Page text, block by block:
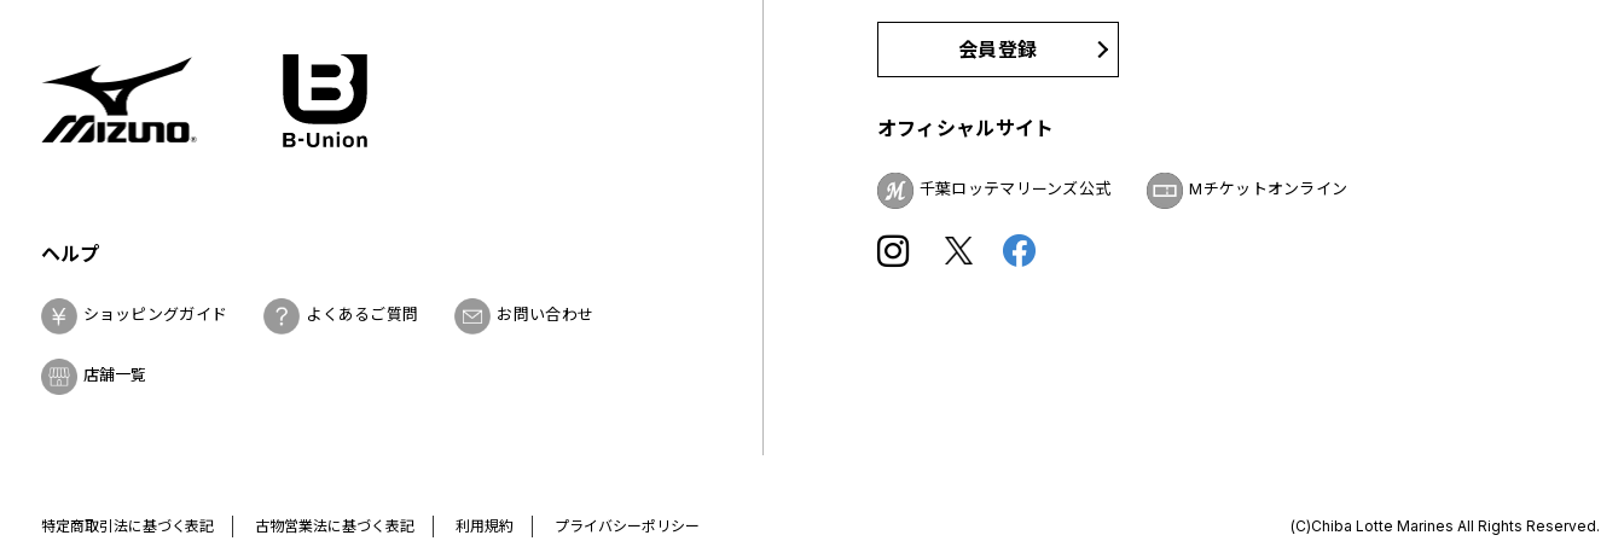
ヘルプ
ショッピングガイド よくあるご質問 お問い合わせ
店舗一覧
会員登録
オフィシャルサイト
千葉ロッテマリーンズ公式 Mチケットオンライン
特定商取引法に基づく表記 古物営業法に基づく表記 利用規約 プライバシーポリシー (C)Chiba Lotte Marines All Rights Reserved.